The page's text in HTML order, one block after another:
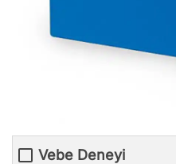
Vebe Deneyi